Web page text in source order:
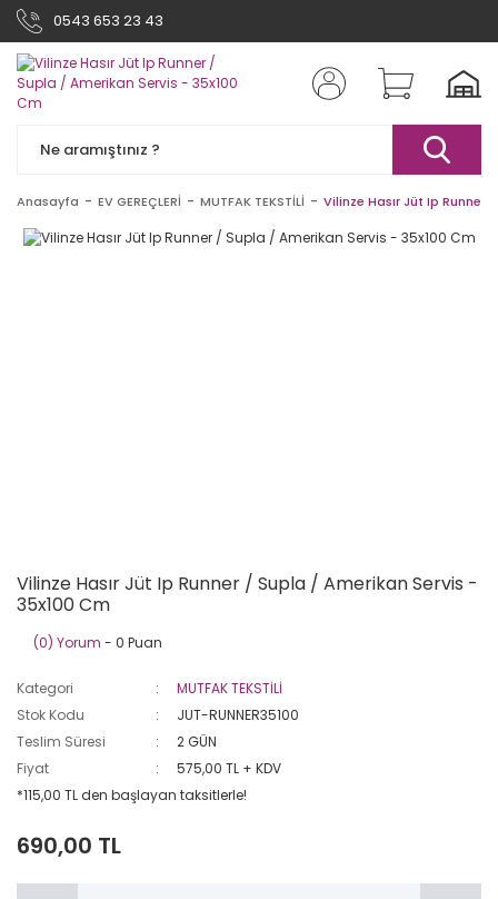
0543 653 23 43
Anasayfa EV GEREÇLERİ MUTFAK TEKSTİLİ Vilinze Hasır Jüt Ip Runner
Vilinze Hasır Jüt Ip Runner / Supla / Amerikan Servis -
35x100 Cm
(0) Yorum - 0 Puan
Kategori
MUTFAK TEKSTİLİ
Stok Kodu
JUT-RUNNER35100
Teslim Süresi
2 GÜN
Fiyat
575,00 TL + KDV
*115,00 TL den başlayan taksitlerle!
690,00 TL